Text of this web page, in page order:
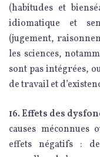
(habitudes et
idiomatique et
(jugement,
les sciences,
sont pas intégrées,
de travail et
16. Effets des
causes méconnues
effets négatifs :